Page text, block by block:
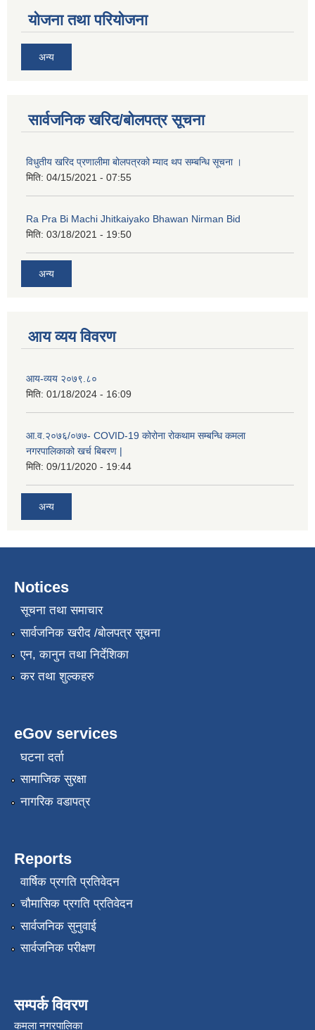
योजना तथा परियोजना
अन्य
सार्वजनिक खरिद/बोलपत्र सूचना
विधुतीय खरिद प्रणालीमा बोलपत्रको म्याद थप सम्बन्धि सूचना ।
मिति: 04/15/2021 - 07:55
Ra Pra Bi Machi Jhitkaiyako Bhawan Nirman Bid
मिति: 03/18/2021 - 19:50
अन्य
आय व्यय विवरण
आय-व्यय २०७९.८०
मिति: 01/18/2024 - 16:09
आ.व.२०७६/०७७- COVID-19 कोरोना रोकथाम सम्बन्धि कमला
नगरपालिकाको खर्च बिबरण |
मिति: 09/11/2020 - 19:44
अन्य
Notices
सूचना तथा समाचार
सार्वजनिक खरीद /बोलपत्र सूचना
एन, कानुन तथा निर्देशिका
कर तथा शुल्कहरु
eGov services
घटना दर्ता
सामाजिक सुरक्षा
नागरिक वडापत्र
Reports
वार्षिक प्रगति प्रतिवेदन
चौमासिक प्रगति प्रतिवेदन
सार्वजनिक सुनुवाई
सार्वजनिक परीक्षण
सम्पर्क विवरण
कमला नगरपालिका